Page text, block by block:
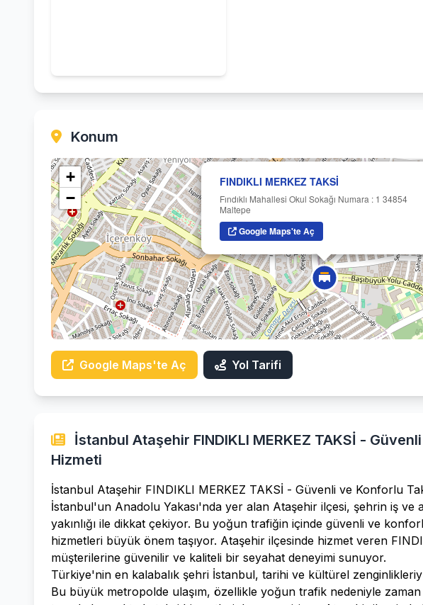
Konum
FINDIKLI MERKEZ TAKSİ
Fındıklı Mahallesi Okul Sokağı Numara : 1 34854
Maltepe
Google Maps'te Aç
+
−
Google Maps'te Aç Yol Tarifi
İstanbul Ataşehir FINDIKLI MERKEZ TAKSİ -
Hizmeti
İstanbul Ataşehir FINDIKLI MERKEZ TAKSİ - Güvenli ve Konforlu
İstanbul'un Anadolu Yakası'nda yer alan Ataşehir ilçesi, şehrin iş ve
yakınlığı ile dikkat çekiyor. Bu yoğun trafiğin içinde güvenli ve
hizmetleri büyük önem taşıyor. Ataşehir ilçesinde hizmet veren
müşterilerine güvenilir ve kaliteli bir seyahat deneyimi sunuyor.
Türkiye'nin en kalabalık şehri İstanbul, tarihi ve kültürel
Bu büyük metropolde ulaşım, özellikle yoğun trafik nedeniyle zaman